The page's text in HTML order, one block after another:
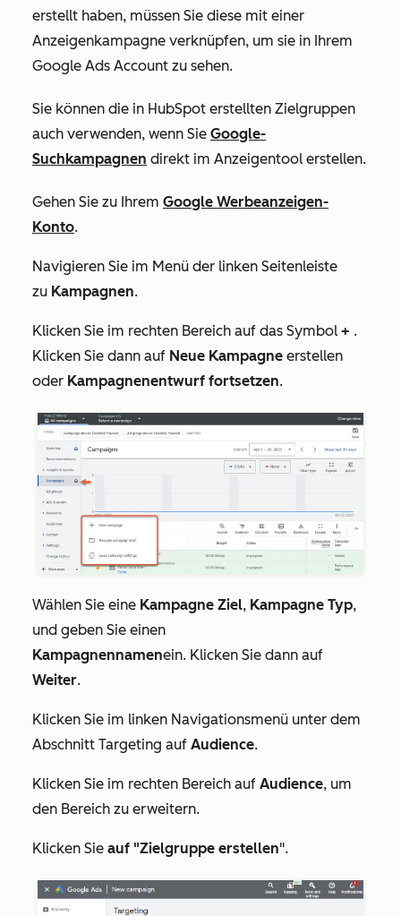
erstellt haben, müssen Sie diese mit einer
Anzeigenkampagne verknüpfen, um sie in Ihrem
Google Ads Account zu sehen.
Sie können die in HubSpot erstellten Zielgruppen
auch verwenden, wenn Sie Google-
Suchkampagnen direkt im Anzeigentool erstellen.
Gehen Sie zu Ihrem Google Werbeanzeigen-
Konto.
Navigieren Sie im Menü der linken Seitenleiste
zu Kampagnen.
Klicken Sie im rechten Bereich auf das Symbol + .
Klicken Sie dann auf Neue Kampagne erstellen
oder Kampagnenentwurf fortsetzen.
Wählen Sie eine Kampagne Ziel, Kampagne Typ,
und geben Sie einen
Kampagnennamenein. Klicken Sie dann auf
Weiter.
Klicken Sie im linken Navigationsmenü unter dem
Abschnitt Targeting auf Audience.
Klicken Sie im rechten Bereich auf Audience, um
den Bereich zu erweitern.
Klicken Sie auf "Zielgruppe erstellen".